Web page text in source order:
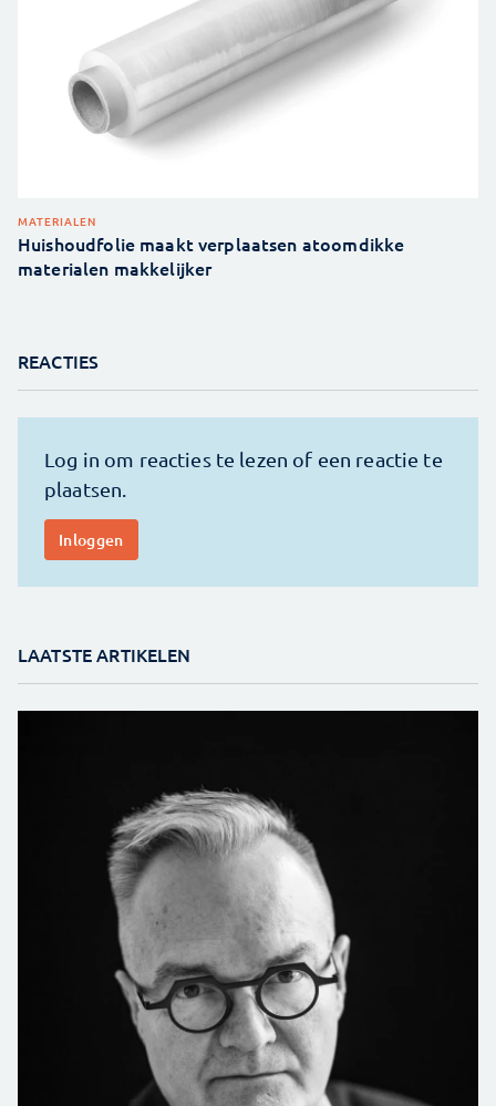
MATERIALEN
Huishoudfolie maakt verplaatsen atoomdikke
materialen makkelijker
REACTIES
LAATSTE ARTIKELEN